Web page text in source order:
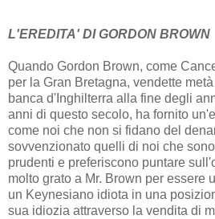
L'EREDITA' DI GORDON BROWN
Quando Gordon Brown, come
per la Gran Bretagna, vendette
banca d'Inghilterra alla fine degli
anni di questo secolo, ha fornito
come noi che non si fidano del
sovvenzionato quelli di noi che
prudenti e preferiscono puntare
molto grato a Mr. Brown per essere
un Keynesiano idiota in una
sua idiozia attraverso la vendita di